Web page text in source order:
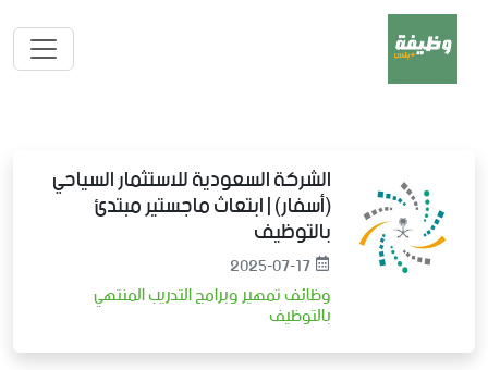
الشركة السعودية للاستثمار السياحي
(أسفار) | ابتعاث ماجستير مبتدئ
بالتوظيف
2025-07-17
وظائف تمهير وبرامج التدريب المنتهي
بالتوظيف